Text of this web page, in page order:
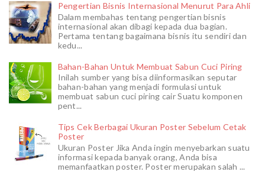
Pengertian Bisnis Internasional Menurut Para Ahli
Dalam membahas tentang pengertian bisnis
internasional akan dibagi kepada dua bagian.
Pertama tentang bagaimana bisnis itu sendiri dan
kedu...
Bahan-Bahan Untuk Membuat Sabun Cuci Piring
Inilah sumber yang bisa diinformasikan seputar
bahan-bahan yang menjadi formulasi untuk
membuat sabun cuci piring cair Suatu komponen
pent...
Tips Cek Berbagai Ukuran Poster Sebelum Cetak
Poster
Ukuran Poster Jika Anda ingin menyebarkan suatu
informasi kepada banyak orang, Anda bisa
memanfaatkan poster. Poster merupakan salah ...